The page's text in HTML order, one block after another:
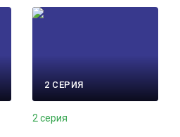
2 СЕРИЯ
2 серия